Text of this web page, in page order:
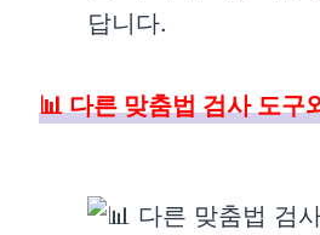
답니다.
📊 다른 맞춤법 검사 도구